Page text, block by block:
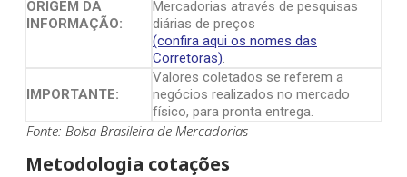
ORIGEM DA
INFORMAÇÃO:
Mercadorias através de pesquisas
diárias de preços
(confira aqui os nomes das
Corretoras).
IMPORTANTE:
Valores coletados se referem a
negócios realizados no mercado
físico, para pronta entrega.
Fonte: Bolsa Brasileira de Mercadorias
Metodologia cotações